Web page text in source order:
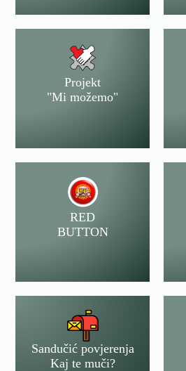
Projekt
"Mi možemo"
RED
BUTTON
Sandučić povjerenja
Kaj te muči?